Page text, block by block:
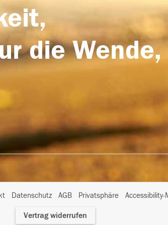
die
Datenschutz AGB Privatsphäre
I
Vertrag widerrufen